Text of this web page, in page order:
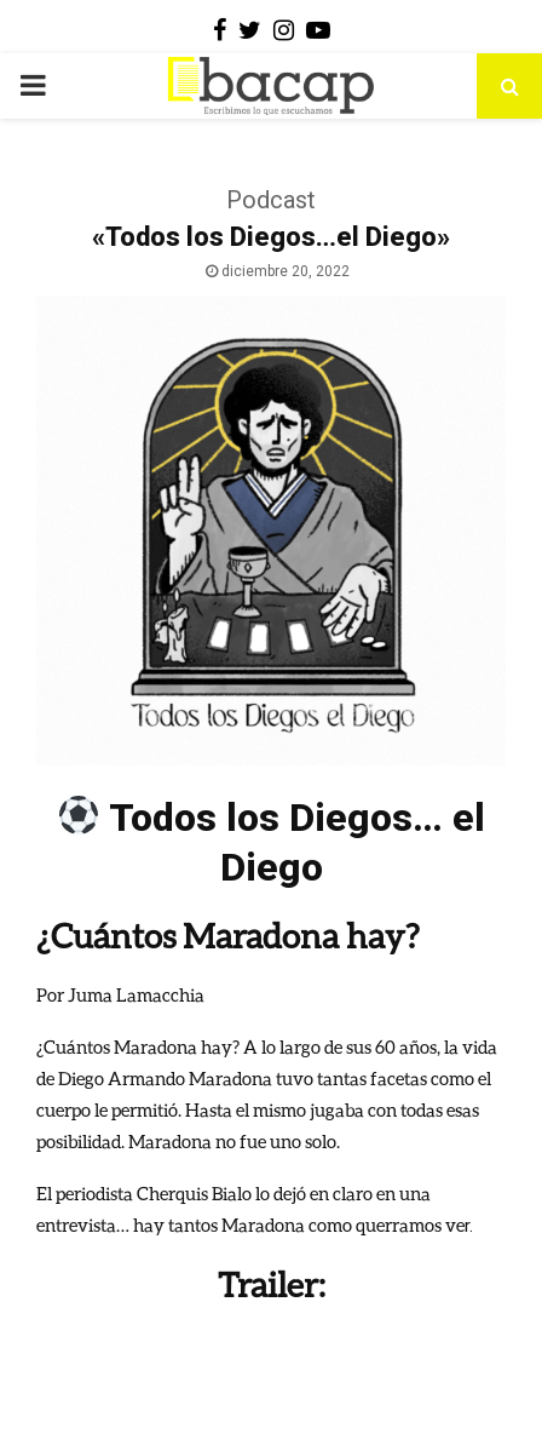
Facebook
Twitter
Instagram
Youtube
PRIMARY
Podcast
«Todos los Diegos…el Diego»
diciembre 20, 2022
Todos los Diegos… el
Diego
¿Cuántos Maradona hay?
Por Juma Lamacchia
¿Cuántos Maradona hay? A lo largo de sus 60 años, la vida
de Diego Armando Maradona tuvo tantas facetas como el
cuerpo le permitió. Hasta el mismo jugaba con todas esas
posibilidad. Maradona no fue uno solo.
El periodista Cherquis Bialo lo dejó en claro en una
entrevista… hay tantos Maradona como querramos ver.
Trailer: